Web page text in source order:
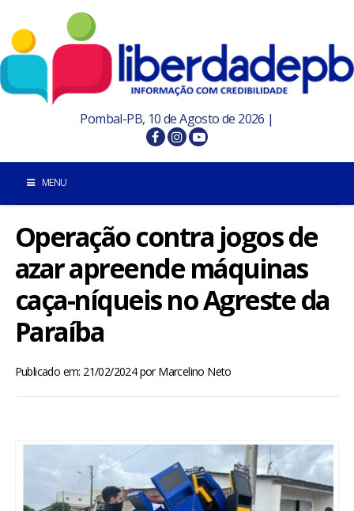
Pombal-PB, 10 de Agosto de 2026 |
MENU
INÍCIO
POMBAL E REGIÃO
PARAÍBA
ENTRETENIMENTO
Operação contra jogos de
azar apreende máquinas
caça-níqueis no Agreste da
Paraíba
Publicado em: 21/02/2024porMarcelino Neto